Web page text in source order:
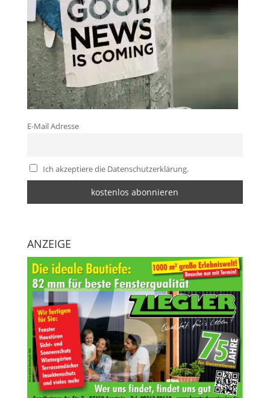
E-Mail Adresse
Ich akzeptiere die Datenschutzerklärung.
ANZEIGE